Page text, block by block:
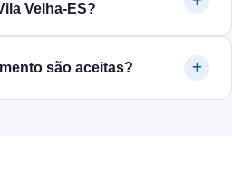
Velha‑ES?
são aceitas?